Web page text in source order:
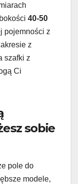
40-50
pojemności z
z
szafki z
Ci
sobie
pole do
modele,